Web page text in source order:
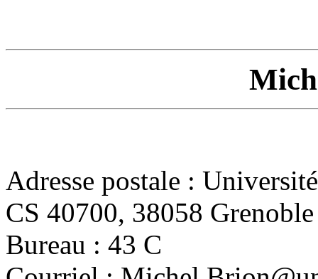
Adresse postale :
CS 40700, 38058
Bureau : 43 C